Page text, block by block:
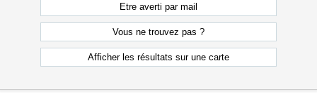
Etre averti par mail
Vous ne trouvez pas ?
Afficher les résultats sur une carte